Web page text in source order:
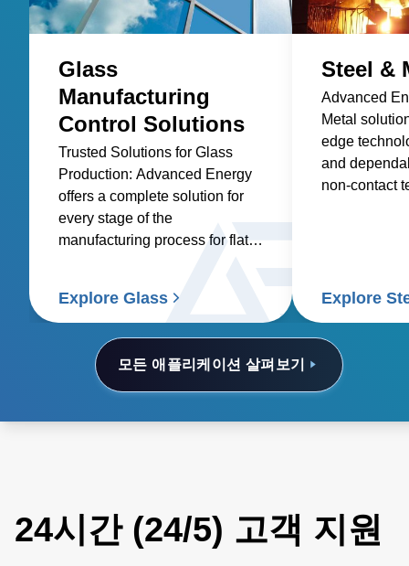
모든 애플리케이션 살펴보기
Glass
Manufacturing
Control Solutions
Trusted Solutions for Glass
Production: Advanced Energy
offers a complete solution for
every stage of the
manufacturing process for flat
and glass coating.
Explore Glass
Steel &
Advanced
Metal
edge
and
non-contact
Explore
24시간 (24/5) 고객 지원